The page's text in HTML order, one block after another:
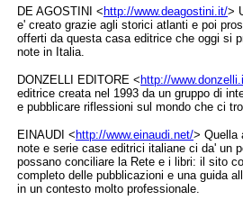
DE AGOSTINI < http://www.deagostini.it/>
e' creato grazie agli storici atlanti e poi
offerti da questa casa editrice che oggi si
note in Italia.
DONZELLI EDITORE < http://
editrice creata nel 1993 da un gruppo di
e pubblicare riflessioni sul mondo che ci
EINAUDI < http://www.einaudi.net/> Quella
note e serie case editrici italiane ci da' un
possano conciliare la Rete e i libri: il sito
completo delle pubblicazioni e una guida
in un contesto molto professionale.